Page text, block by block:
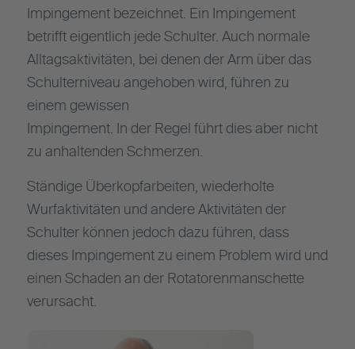
Impingement bezeichnet. Ein Impingement
betrifft eigentlich jede Schulter. Auch normale
Alltagsaktivitäten, bei denen der Arm über das
Schulterniveau angehoben wird, führen zu
einem gewissen
Impingement. In der Regel führt dies aber nicht
zu anhaltenden Schmerzen.
Ständige Überkopfarbeiten, wiederholte
Wurfaktivitäten und andere Aktivitäten der
Schulter können jedoch dazu führen, dass
dieses Impingement zu einem Problem wird und
einen Schaden an der Rotatorenmanschette
verursacht.